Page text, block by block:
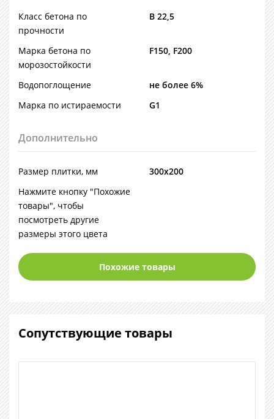
Класс бетона по
прочности
В 22,5
Марка бетона по
морозостойкости
F150, F200
Водопоглощение
не более 6%
Марка по истираемости
G1
Дополнительно
Размер плитки, мм
300х200
Нажмите кнопку "Похожие
товары", чтобы
посмотреть другие
размеры этого цвета
Похожие товары
Сопутствующие товары